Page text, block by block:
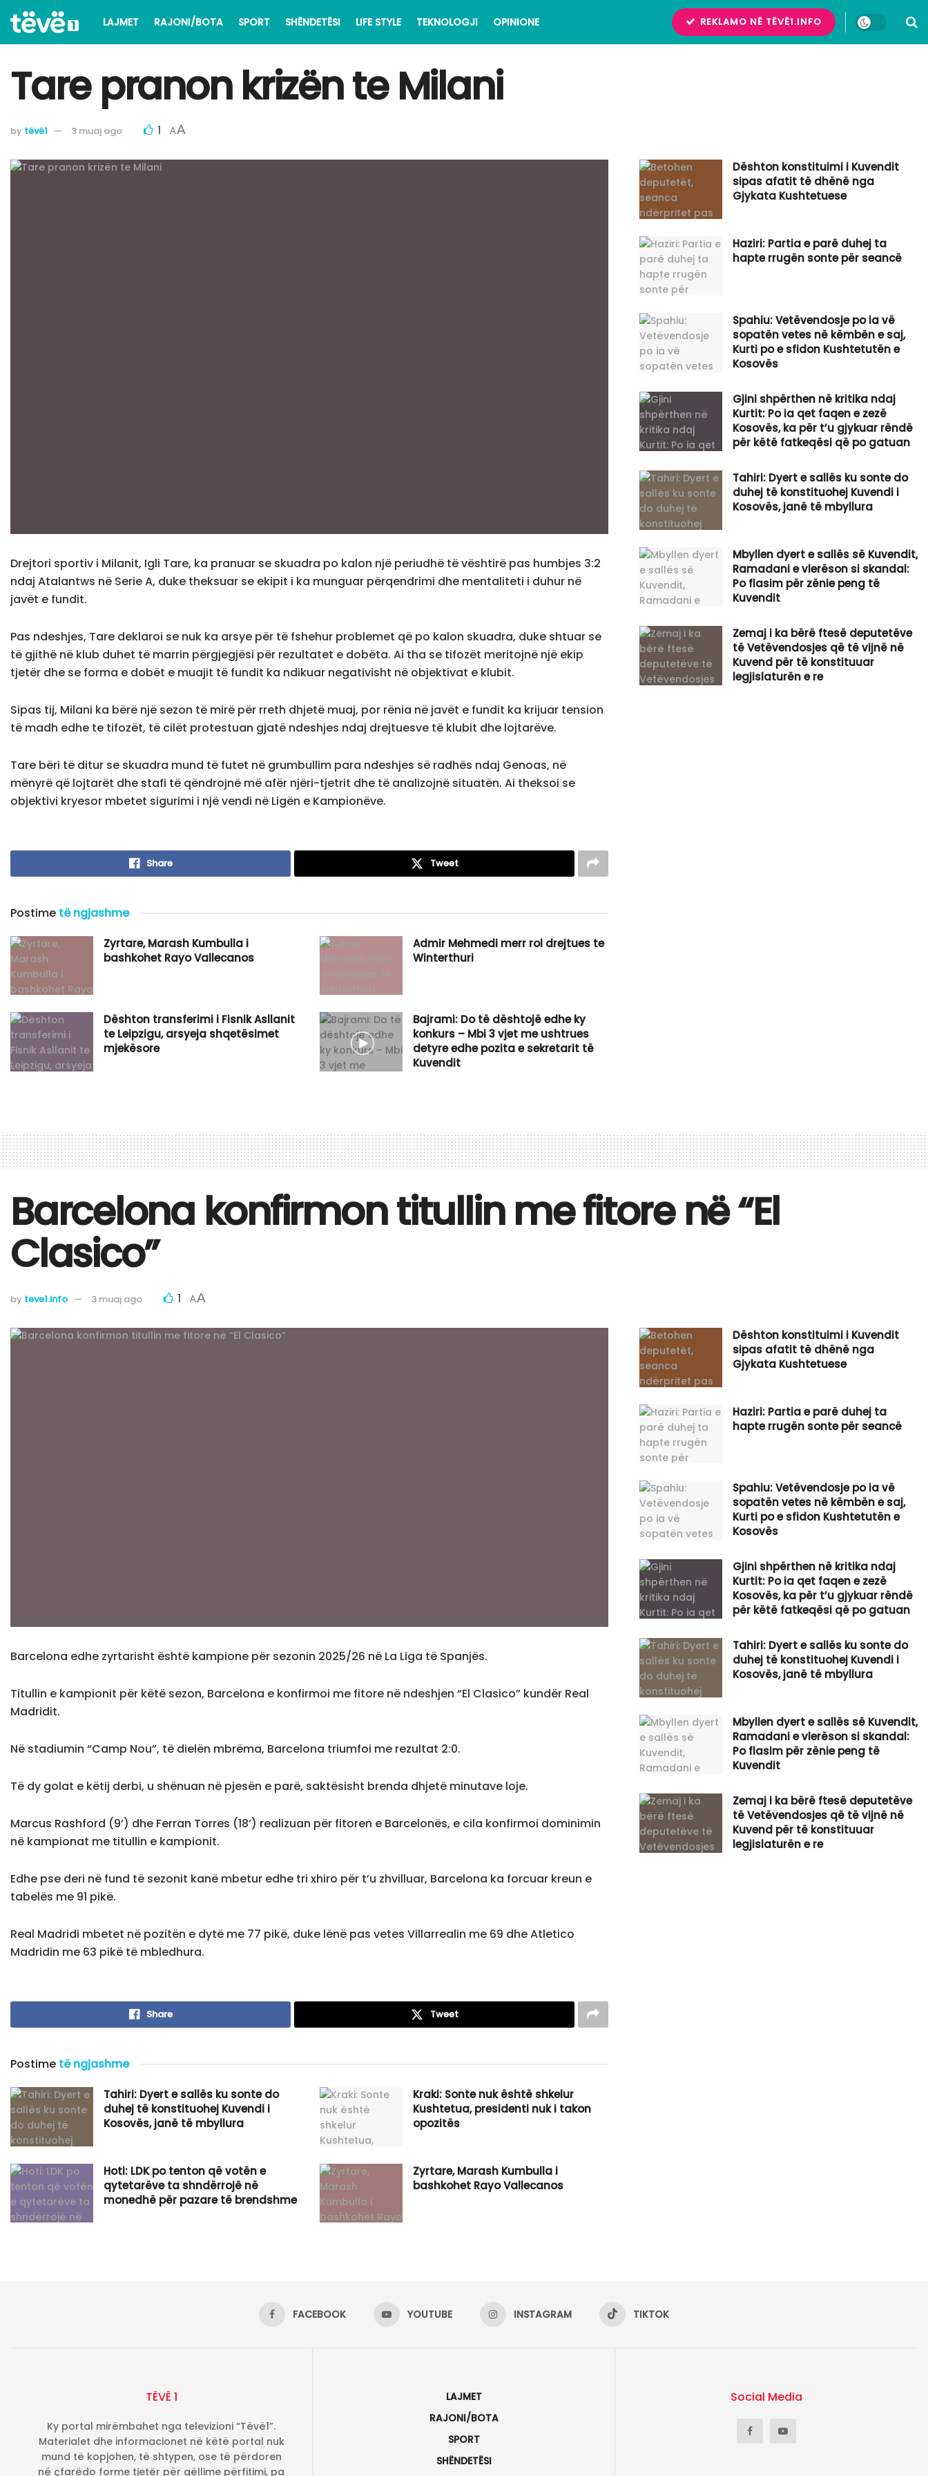
LAJMET RAJONI/BOTA SPORT SHËNDETËSI LIFE STYLE TEKNOLOGJI OPINIONE REKLAMO NË TËVË1.INFO
Tare pranon krizën te Milani
by tëvë1 3 muaj ago 1 AA
Drejtori sportiv i Milanit, Igli Tare, ka pranuar se skuadra po kalon një periudhë të vështirë pas humbjes 3:2
ndaj Atalantws në Serie A, duke theksuar se ekipit i ka munguar përqendrimi dhe mentaliteti i duhur në
javët e fundit.
Pas ndeshjes, Tare deklaroi se nuk ka arsye për të fshehur problemet që po kalon skuadra, duke shtuar se
të gjithë në klub duhet të marrin përgjegjësi për rezultatet e dobëta. Ai tha se tifozët meritojnë një ekip
tjetër dhe se forma e dobët e muajit të fundit ka ndikuar negativisht në objektivat e klubit.
Sipas tij, Milani ka bërë një sezon të mirë për rreth dhjetë muaj, por rënia në javët e fundit ka krijuar tension
të madh edhe te tifozët, të cilët protestuan gjatë ndeshjes ndaj drejtuesve të klubit dhe lojtarëve.
Tare bëri të ditur se skuadra mund të futet në grumbullim para ndeshjes së radhës ndaj Genoas, në
mënyrë që lojtarët dhe stafi të qëndrojnë më afër njëri-tjetrit dhe të analizojnë situatën. Ai theksoi se
objektivi kryesor mbetet sigurimi i një vendi në Ligën e Kampionëve.
Share Tweet
Postime të ngjashme
Zyrtare, Marash Kumbulla i
bashkohet Rayo Vallecanos
Admir Mehmedi merr rol drejtues te
Winterthuri
Dështon transferimi i Fisnik Asllanit
te Leipzigu, arsyeja shqetësimet
mjekësore
Bajrami: Do të dështojë edhe ky
konkurs – Mbi 3 vjet me ushtrues
detyre edhe pozita e sekretarit të
Kuvendit
Dështon konstituimi i Kuvendit
sipas afatit të dhënë nga
Gjykata Kushtetuese
Haziri: Partia e parë duhej ta
hapte rrugën sonte për seancë
Spahiu: Vetëvendosje po ia vë
sopatën vetes në këmbën e saj,
Kurti po e sfidon Kushtetutën e
Kosovës
Gjini shpërthen në kritika ndaj
Kurtit: Po ia qet faqen e zezë
Kosovës, ka për t’u gjykuar rëndë
për këtë fatkeqësi që po gatuan
Tahiri: Dyert e sallës ku sonte do
duhej të konstituohej Kuvendi i
Kosovës, janë të mbyllura
Mbyllen dyert e sallës së Kuvendit,
Ramadani e vlerëson si skandal:
Po flasim për zënie peng të
Kuvendit
Zemaj i ka bërë ftesë deputetëve
të Vetëvendosjes që të vijnë në
Kuvend për të konstituuar
legjislaturën e re
Barcelona konfirmon titullin me fitore në “El
Clasico”
by teve1.info 3 muaj ago 1 AA
Barcelona edhe zyrtarisht është kampione për sezonin 2025/26 në La Liga të Spanjës.
Titullin e kampionit për këtë sezon, Barcelona e konfirmoi me fitore në ndeshjen “El Clasico” kundër Real
Madridit.
Në stadiumin “Camp Nou”, të dielën mbrëma, Barcelona triumfoi me rezultat 2:0.
Të dy golat e këtij derbi, u shënuan në pjesën e parë, saktësisht brenda dhjetë minutave loje.
Marcus Rashford (9’) dhe Ferran Torres (18’) realizuan për fitoren e Barcelonës, e cila konfirmoi dominimin
në kampionat me titullin e kampionit.
Edhe pse deri në fund të sezonit kanë mbetur edhe tri xhiro për t’u zhvilluar, Barcelona ka forcuar kreun e
tabelës me 91 pikë.
Real Madridi mbetet në pozitën e dytë me 77 pikë, duke lënë pas vetes Villarrealin me 69 dhe Atletico
Madridin me 63 pikë të mbledhura.
Share Tweet
Postime të ngjashme
Tahiri: Dyert e sallës ku sonte do
duhej të konstituohej Kuvendi i
Kosovës, janë të mbyllura
Kraki: Sonte nuk është shkelur
Kushtetua, presidenti nuk i takon
opozitës
Hoti: LDK po tenton që votën e
qytetarëve ta shndërrojë në
monedhë për pazare të brendshme
Zyrtare, Marash Kumbulla i
bashkohet Rayo Vallecanos
Dështon konstituimi i Kuvendit
sipas afatit të dhënë nga
Gjykata Kushtetuese
Haziri: Partia e parë duhej ta
hapte rrugën sonte për seancë
Spahiu: Vetëvendosje po ia vë
sopatën vetes në këmbën e saj,
Kurti po e sfidon Kushtetutën e
Kosovës
Gjini shpërthen në kritika ndaj
Kurtit: Po ia qet faqen e zezë
Kosovës, ka për t’u gjykuar rëndë
për këtë fatkeqësi që po gatuan
Tahiri: Dyert e sallës ku sonte do
duhej të konstituohej Kuvendi i
Kosovës, janë të mbyllura
Mbyllen dyert e sallës së Kuvendit,
Ramadani e vlerëson si skandal:
Po flasim për zënie peng të
Kuvendit
Zemaj i ka bërë ftesë deputetëve
të Vetëvendosjes që të vijnë në
Kuvend për të konstituuar
legjislaturën e re
FACEBOOK YOUTUBE INSTAGRAM TIKTOK
TËVË 1
Ky portal mirëmbahet nga televizioni “Tëvë1”.
Materialet dhe informacionet në këtë portal nuk
mund të kopjohen, të shtypen, ose të përdoren
në çfarëdo forme tjetër për qëllime përfitimi, pa
LAJMET
RAJONI/BOTA
SPORT
SHËNDETËSI
Social Media